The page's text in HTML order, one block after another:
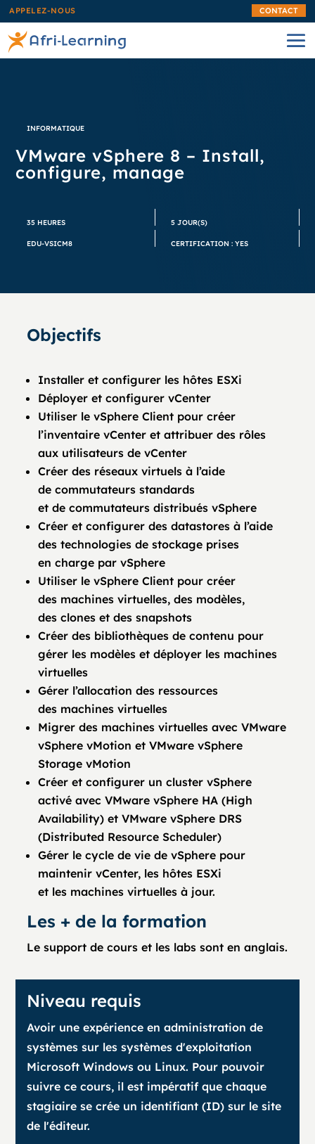
APPELEZ-NOUS CONTACT
INFORMATIQUE
VMware vSphere 8 – Install,
configure, manage
35 HEURES 5 JOUR(S)
EDU-VSICM8 CERTIFICATION : YES
Objectifs
Installer et configurer les hôtes ESXi
Déployer et configurer vCenter
Utiliser le vSphere Client pour créer
l’inventaire vCenter et attribuer des rôles
aux utilisateurs de vCenter
Créer des réseaux virtuels à l’aide
de commutateurs standards
et de commutateurs distribués vSphere
Créer et configurer des datastores à l’aide
des technologies de stockage prises
en charge par vSphere
Utiliser le vSphere Client pour créer
des machines virtuelles, des modèles,
des clones et des snapshots
Créer des bibliothèques de contenu pour
gérer les modèles et déployer les machines
virtuelles
Gérer l’allocation des ressources
des machines virtuelles
Migrer des machines virtuelles avec VMware
vSphere vMotion et VMware vSphere
Storage vMotion
Créer et configurer un cluster vSphere
activé avec VMware vSphere HA (High
Availability) et VMware vSphere DRS
(Distributed Resource Scheduler)
Gérer le cycle de vie de vSphere pour
maintenir vCenter, les hôtes ESXi
et les machines virtuelles à jour.
Les + de la formation
Le support de cours et les labs sont en anglais.
Niveau requis
Avoir une expérience en administration de
systèmes sur les systèmes d'exploitation
Microsoft Windows ou Linux. Pour pouvoir
suivre ce cours, il est impératif que chaque
stagiaire se crée un identifiant (ID) sur le site
de l'éditeur.